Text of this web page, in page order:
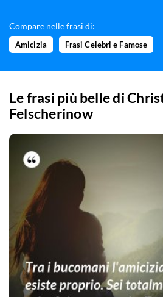
Compare nelle frasi di:
Amicizia Frasi Celebri e Famose
Le frasi più belle di
Felscherinow